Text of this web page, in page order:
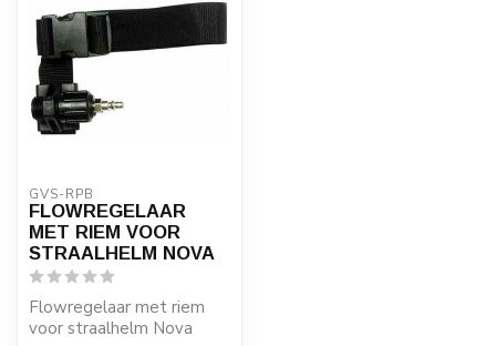
GVS-RPB
FLOWREGELAAR
MET RIEM VOOR
STRAALHELM NOVA
Flowregelaar met riem
voor straalhelm Nova